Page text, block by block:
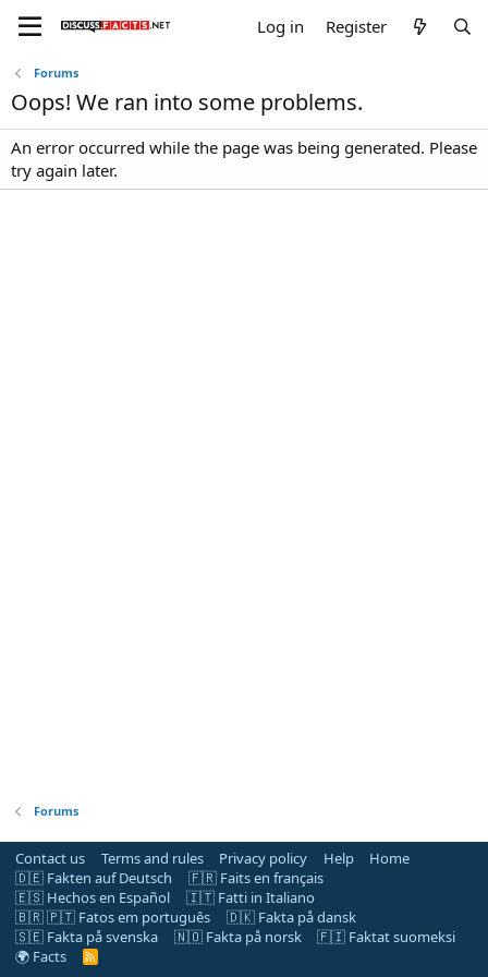
Log in Register
Forums
Oops! We ran into some problems.
An error occurred while the page was being generated. Please
try again later.
Forums
Contact us Terms and rules Privacy policy Help
Home
🇩🇪 Fakten auf Deutsch
🇫🇷 Faits en français
🇪🇸 Hechos en Español
🇮🇹 Fatti in Italiano
🇧🇷 🇵🇹 Fatos em português
🇩🇰 Fakta på dansk
🇸🇪 Fakta på svenska
🇳🇴 Fakta på norsk
🇫🇮 Faktat suomeksi
🌍 Facts
R